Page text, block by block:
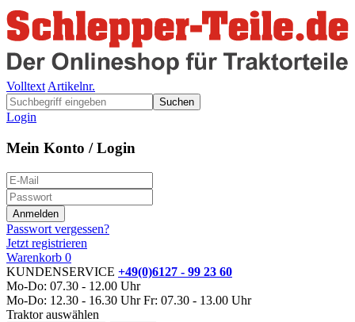
Volltext Artikelnr.
Suchen
Login
Mein Konto / Login
Passwort vergessen?
Jetzt registrieren
Warenkorb 0
KUNDENSERVICE +49(0)6127 - 99 23 60
Mo-Do: 07.30 - 12.00 Uhr
Mo-Do: 12.30 - 16.30 Uhr Fr: 07.30 - 13.00 Uhr
Traktor auswählen